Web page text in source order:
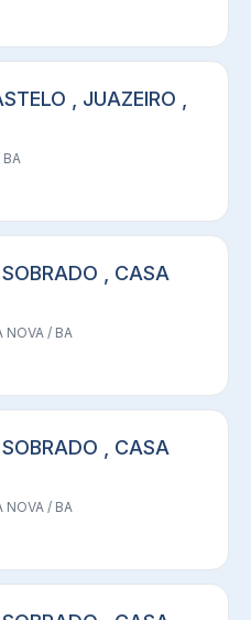
, JUAZEIRO ,
BA
, CASA
NOVA / BA
, CASA
NOVA / BA